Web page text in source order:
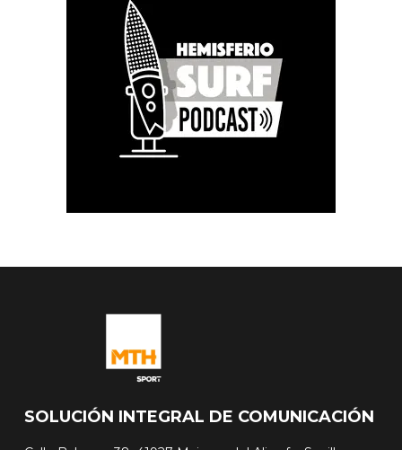
SOLUCIÓN INTEGRAL DE COMUNICACIÓN